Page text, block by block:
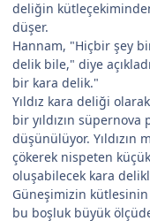
deliğin
düşer.
Hannam, "Hiçbir şey
delik bile," diye
bir kara delik."
Yıldız kara deliği
bir yıldızın
düşünülüyor.
çökerek nispeten
oluşabilecek kara
Güneşimizin kütlesinin
bu boşluk büyük